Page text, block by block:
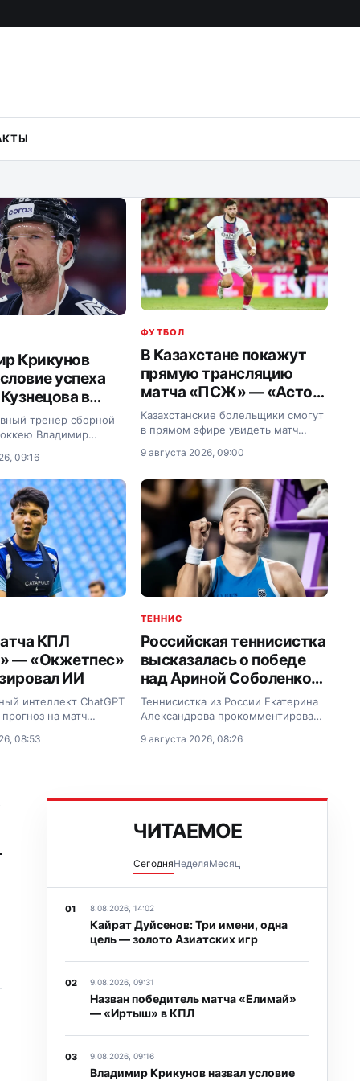
Крикунов
успеха
в
тренер сборной
Владимир
Евгений
пользу
09:16
ФУТБОЛ
В Казахстане покажут
прямую трансляцию
матча «ПСЖ» — «Астон
Вилла» за Суперкубок
УЕФА
Казахстанские болельщики смогут
в прямом эфире увидеть матч
английской «Астон Виллой» за
9 августа 2026, 09:00
КПЛ
— «Окжетпес»
ИИ
интеллект ChatGPT
на матч
«Астана»
08:53
ТЕННИС
Российская теннисистка
высказалась о победе
над Ариной Соболенко
на турнире в Торонто
Теннисистка из России Екатерина
Александрова прокомментировала
белоруской Ариной Соболенко в
9 августа 2026, 08:26
ЧИТАЕМОЕ
СегодняНеделяМесяц
8.08.2026, 14:02
Кайрат Дуйсенов: Три имени, одна
цель — золото Азиатских игр
9.08.2026, 09:31
Назван победитель матча «Елимай»
— «Иртыш» в КПЛ
9.08.2026, 09:16
Владимир Крикунов назвал условие